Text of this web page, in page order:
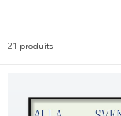
21 produits